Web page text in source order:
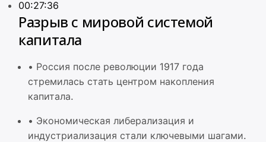
00:27:36
Разрыв с мировой системой
капитала
• Россия после революции 1917 года
стремилась стать центром накопления
капитала.
• Экономическая либерализация и
индустриализация стали ключевыми шагами.